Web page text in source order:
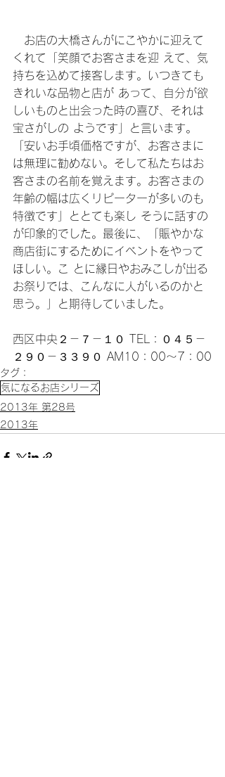
お店の大橋さんがにこやかに迎えて
くれて「笑顔でお客さまを迎 えて、気
持ちを込めて接客します。いつきても
きれいな品物と店が あって、自分が欲
しいものと出会った時の喜び、それは
宝さがしの ようです」と言います。
「安いお手頃価格ですが、お客さまに
は無理に勧めない。そして私たちはお
客さまの名前を覚えます。お客さまの
年齢の幅は広くリピーターが多いのも
特徴です」ととても楽し そうに話すの
が印象的でした。最後に、「賑やかな
商店街にするためにイベントをやって
ほしい。こ とに縁日やおみこしが出る
お祭りでは、こんなに人がいるのかと
思う。」と期待していました。
西区中央２－７－１０ TEL：０４５－
２９０－３３９０ AM10：00～7：00
タグ：
気になるお店シリーズ
2013年 第28号
2013年